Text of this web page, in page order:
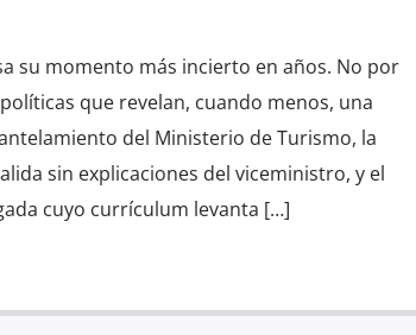
su momento más incierto en años. No por
que revelan, cuando menos, una
del Ministerio de Turismo, la
sin explicaciones del viceministro, y el
cuyo currículum levanta […]